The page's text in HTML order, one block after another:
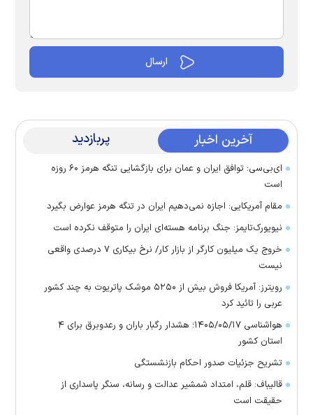
آخرین اخبار پربازدید
ای‌بی‌سی: توافق ایران و عمان برای بازگشایی تنگه هرمز ۶۰ روزه
است
مقام آمریکایی: اجازه نمی‌دهیم ایران در تنگه هرمز عوارض بگیرد
نیویورک‌تایمز: جنگ برنامه هسته‌ای ایران را متوقف نکرده است
خروج یک میلیون کارگر از بازار کار/ نرخ بیکاری ۷ درصدی واقعی
نیست
رویترز: آمریکا فروش بیش از ۵۲۵۰ موشک پاتریوت به چند کشور
عربی را تائید کرد
هواشناسی ۱۴۰۵/۰۵/۱۷؛ هشدار رگبار باران و رعدوبرق برای ۴
استان کشور
تشریح جزئیات صدور احکام بازنشستگی
قالیباف: قلم، امتداد شمشیر عدالت و رسانه، سنگر پاسداری از
حقیقت است